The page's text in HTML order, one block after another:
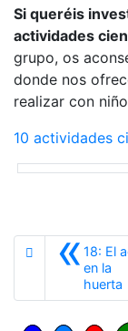
Si queréis
actividades
grupo, os
donde nos
realizar con
10 actividades
«18: El
en la
huerta